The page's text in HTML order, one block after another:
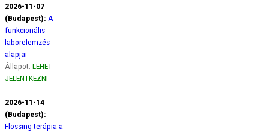
2026-11-07
(Budapest): A
funkcionális
laborelemzés
alapjai
Állapot: LEHET
JELENTKEZNI
2026-11-14
(Budapest):
Flossing terápia a